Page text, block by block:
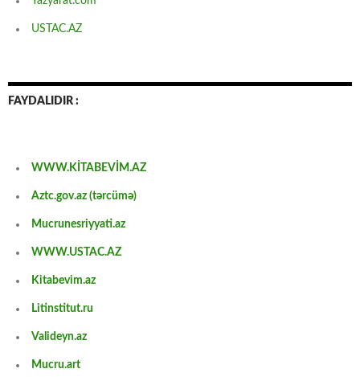
USTAC.AZ
FAYDALIDIR :
WWW.KİTABEVİM.AZ
Aztc.gov.az (tərcümə)
Mucrunesriyyati.az
WWW.USTAC.AZ
Kitabevim.az
Litinstitut.ru
Valideyn.az
Mucru.art